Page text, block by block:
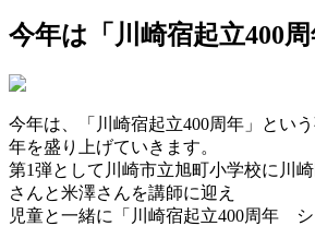
今年は「川崎宿起立400周
今年は、「川崎宿起立400周年」とい
年を盛り上げていきます。
第1弾として川崎市立旭町小学校に川
さんと米澤さんを講師に迎え
児童と一緒に「川崎宿起立400周年 シ